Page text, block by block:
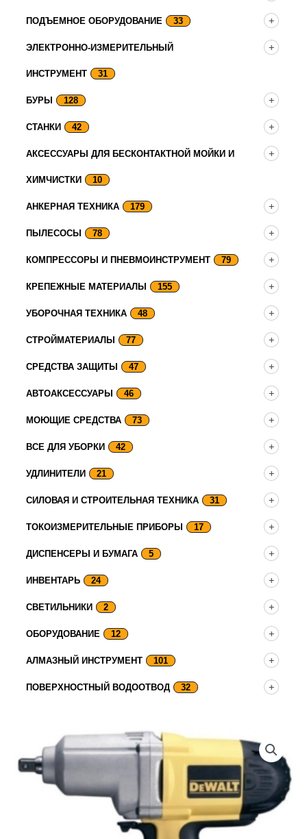
ПОДЪЕМНОЕ ОБОРУДОВАНИЕ 33
ЭЛЕКТРОННО-ИЗМЕРИТЕЛЬНЫЙ
ИНСТРУМЕНТ 31
БУРЫ 128
СТАНКИ 42
АКСЕССУАРЫ ДЛЯ БЕСКОНТАКТНОЙ МОЙКИ И
ХИМЧИСТКИ 10
АНКЕРНАЯ ТЕХНИКА 179
ПЫЛЕСОСЫ 78
КОМПРЕССОРЫ И ПНЕВМОИНСТРУМЕНТ 79
КРЕПЕЖНЫЕ МАТЕРИАЛЫ 155
УБОРОЧНАЯ ТЕХНИКА 48
СТРОЙМАТЕРИАЛЫ 77
СРЕДСТВА ЗАЩИТЫ 47
АВТОАКСЕССУАРЫ 46
МОЮЩИЕ СРЕДСТВА 73
ВСЕ ДЛЯ УБОРКИ 42
УДЛИНИТЕЛИ 21
СИЛОВАЯ И СТРОИТЕЛЬНАЯ ТЕХНИКА 31
ТОКОИЗМЕРИТЕЛЬНЫЕ ПРИБОРЫ 17
ДИСПЕНСЕРЫ И БУМАГА 5
ИНВЕНТАРЬ 24
СВЕТИЛЬНИКИ 2
ОБОРУДОВАНИЕ 12
АЛМАЗНЫЙ ИНСТРУМЕНТ 101
ПОВЕРХНОСТНЫЙ ВОДООТВОД 32